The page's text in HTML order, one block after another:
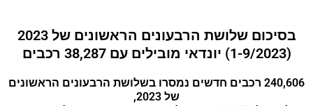
בסיכום שלושת הרבעונים הראשונים של 2023
(1-9/2023) יונדאי מובילים עם 38,287 רכבים
240,606 רכבים חדשים נמסרו בשלושת הרבעונים הראשונים
של 2023,